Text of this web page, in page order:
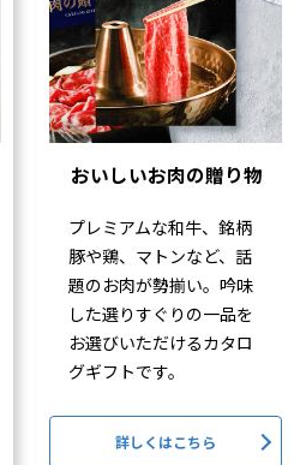
おいしいお肉の贈り物
プレミアムな和牛、銘柄
豚や鶏、マトンなど、話
題のお肉が勢揃い。吟味
した選りすぐりの一品を
お選びいただけるカタロ
グギフトです。
詳しくはこちら